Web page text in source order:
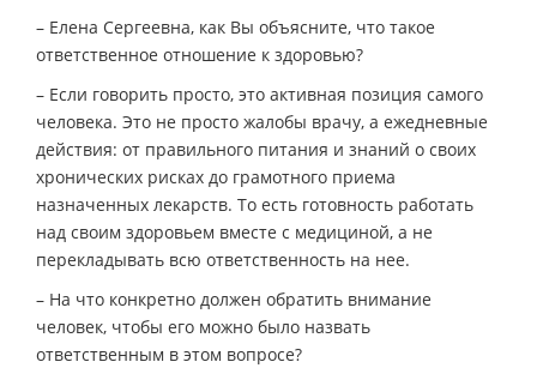
– Елена Сергеевна, как Вы объясните, что такое
ответственное отношение к здоровью?
– Если говорить просто, это активная позиция самого
человека. Это не просто жалобы врачу, а ежедневные
действия: от правильного питания и знаний о своих
хронических рисках до грамотного приема
назначенных лекарств. То есть готовность работать
над своим здоровьем вместе с медициной, а не
перекладывать всю ответственность на нее.
– На что конкретно должен обратить внимание
человек, чтобы его можно было назвать
ответственным в этом вопросе?